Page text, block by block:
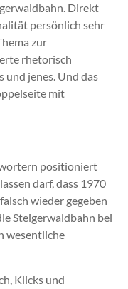
Direkt
persönlich sehr
zur
rhetorisch
und jenes. Und das
mit
positioniert
darf, dass 1970
wieder gegeben
Steigerwaldbahn bei
wesentliche
Klicks und